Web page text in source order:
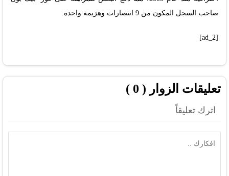
صاحب السجل المكون من 9 انتصارات وهزيمة واحدة.
[ad_2]
تعليقات الزوار ( 0 )
اترك تعليقاً